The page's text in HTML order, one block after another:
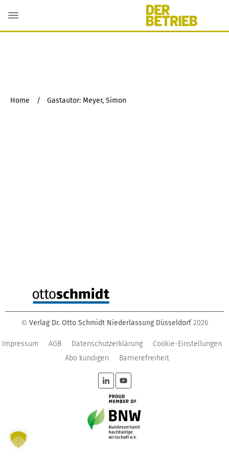
Home / Gastautor: Meyer, Simon
© Verlag Dr. Otto Schmidt Niederlassung Düsseldorf 2026
Impressum AGB Datenschutzerklärung
Cookie-Einstellungen
Abo kündigen
Barrierefreiheit